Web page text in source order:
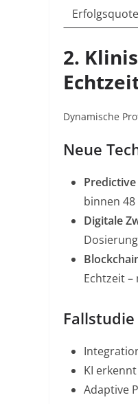
2.
Dynamische
Neue
binnen 48
Digitale
Echtzeit
Fallstudie
KI
Adaptive